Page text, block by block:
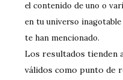
el contenido de uno o
en tu universo inagotable
te han mencionado.
Los resultados tienden
válidos como punto de